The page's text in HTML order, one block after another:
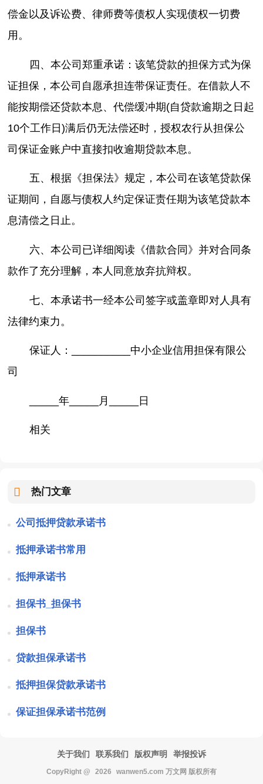
偿金以及诉讼费、律师费等债权人实现债权一切费
用。
四、本公司郑重承诺：该笔贷款的担保方式为保
证担保，本公司自愿承担连带保证责任。在借款人不
能按期偿还贷款本息、代偿缓冲期(自贷款逾期之日起
10个工作日)满后仍无法偿还时，授权农行从担保公
司保证金账户中直接扣收逾期贷款本息。
五、根据《担保法》规定，本公司在该笔贷款保
证期间，自愿与债权人约定保证责任期为该笔贷款本
息清偿之日止。
六、本公司已详细阅读《借款合同》并对合同条
款作了充分理解，本人同意放弃抗辩权。
七、本承诺书一经本公司签字或盖章即对人具有
法律约束力。
保证人：__________中小企业信用担保有限公
司
_____年_____月_____日
相关
热门文章
公司抵押贷款承诺书
抵押承诺书常用
抵押承诺书
担保书_担保书
担保书
贷款担保承诺书
抵押担保贷款承诺书
保证担保承诺书范例
关于我们 联系我们 版权声明 举报投诉
CopyRight @ 2026 wanwen5.com 万文网 版权所有